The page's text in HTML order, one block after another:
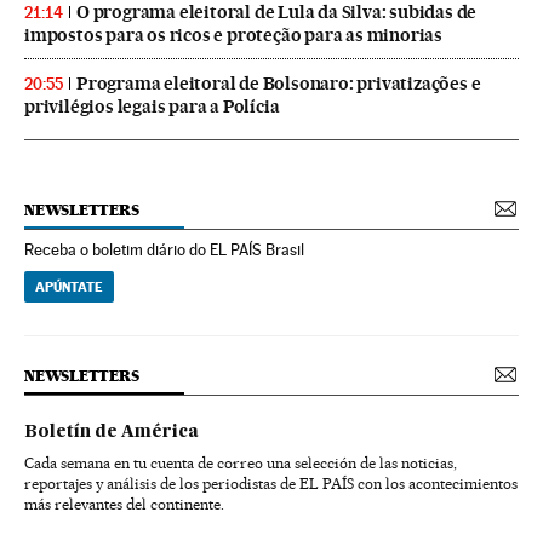
21:14
O programa eleitoral de Lula da Silva: subidas de
impostos para os ricos e proteção para as minorias
20:55
Programa eleitoral de Bolsonaro: privatizações e
privilégios legais para a Polícia
NEWSLETTERS
Receba o boletim diário do EL PAÍS Brasil
APÚNTATE
NEWSLETTERS
Boletín de América
Cada semana en tu cuenta de correo una selección de las noticias,
reportajes y análisis de los periodistas de EL PAÍS con los acontecimientos
más relevantes del continente.